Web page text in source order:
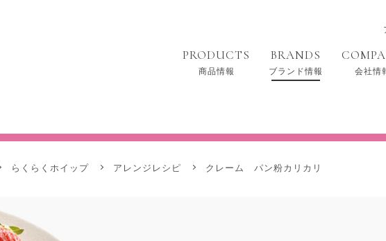
PRODUCTS
商品情報
BRANDS
ブランド情報 会社情
らくらくホイップ アレンジレシピ クレーム パン粉カリカリ